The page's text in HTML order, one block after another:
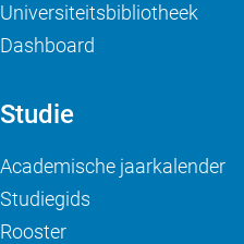
Universiteitsbibliotheek
Dashboard
Studie
Academische jaarkalender
Studiegids
Rooster